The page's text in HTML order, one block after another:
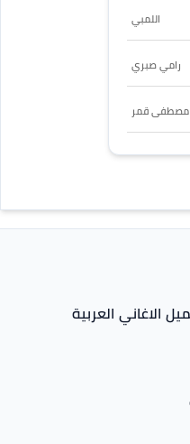
اللمبي
رامي صبري
مصطفى قمر
الاغاني العربية